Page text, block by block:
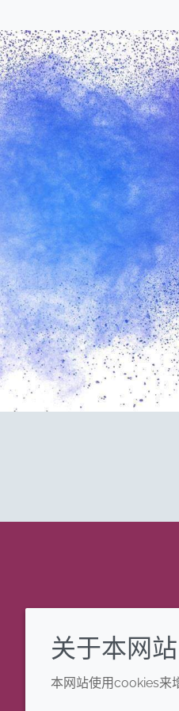
关于本网
本网站使用cookies来